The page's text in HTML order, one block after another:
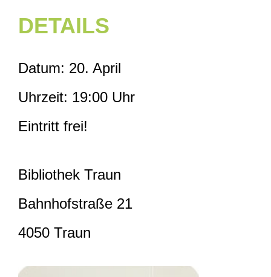
DETAILS
Datum: 20. April
Uhrzeit: 19:00 Uhr
Eintritt frei!
Bibliothek Traun
Bahnhofstraße 21
4050 Traun